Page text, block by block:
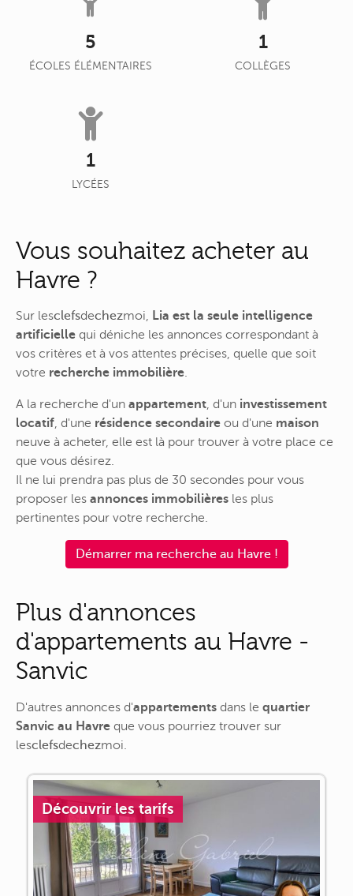
5
ÉCOLES ÉLÉMENTAIRES
1
COLLÈGES
1
LYCÉES
Vous souhaitez acheter au
Havre ?
Sur lesclefsdechezmoi, Lia est la seule intelligence
artificielle qui déniche les annonces correspondant à
vos critères et à vos attentes précises, quelle que soit
votre recherche immobilière.
A la recherche d'un appartement, d'un investissement
locatif, d'une résidence secondaire ou d'une maison
neuve à acheter, elle est là pour trouver à votre place ce
que vous désirez.
Il ne lui prendra pas plus de 30 secondes pour vous
proposer les annonces immobilières les plus
pertinentes pour votre recherche.
Démarrer ma recherche au Havre !
Plus d'annonces
d'appartements au Havre -
Sanvic
D'autres annonces d'appartements dans le quartier
Sanvic au Havre que vous pourriez trouver sur
lesclefsdechezmoi.
Découvrir les tarifs